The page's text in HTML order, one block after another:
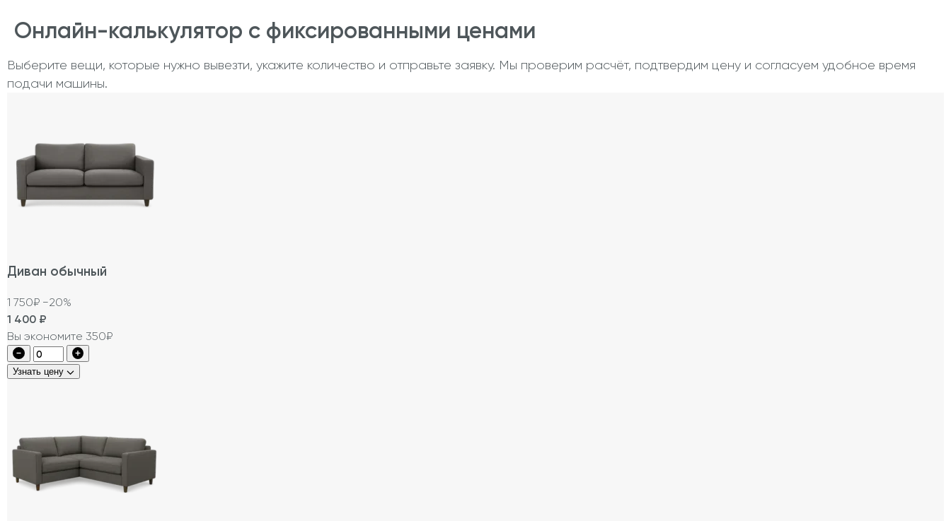
Онлайн-калькулятор с фиксированными ценами
Выберите вещи, которые нужно вывезти, укажите количество и отправьте заявку. Мы проверим расчёт, подтвердим цену и согласуем удобное время
подачи машины.
Диван обычный
1 750₽ −20%
1 400 ₽
Вы экономите 350₽
Узнать цену